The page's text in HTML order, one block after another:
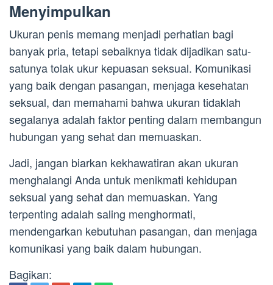
Menyimpulkan
Ukuran penis memang menjadi perhatian bagi
banyak pria, tetapi sebaiknya tidak dijadikan satu-
satunya tolak ukur kepuasan seksual. Komunikasi
yang baik dengan pasangan, menjaga kesehatan
seksual, dan memahami bahwa ukuran tidaklah
segalanya adalah faktor penting dalam membangun
hubungan yang sehat dan memuaskan.
Jadi, jangan biarkan kekhawatiran akan ukuran
menghalangi Anda untuk menikmati kehidupan
seksual yang sehat dan memuaskan. Yang
terpenting adalah saling menghormati,
mendengarkan kebutuhan pasangan, dan menjaga
komunikasi yang baik dalam hubungan.
Bagikan: